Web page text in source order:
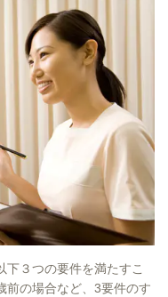
下３つの要件を満たすこ
前の場合など、3要件のす